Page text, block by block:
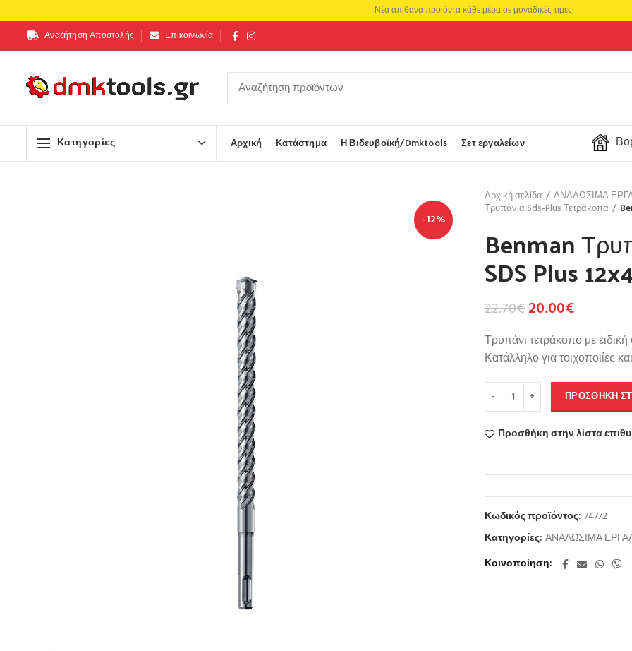
Αναζήτηση Αποστολής Επικοινωνία
Κατηγορίες Αρχική Κατάστημα Η Βιδευβοϊκή/Dmktools Σετ εργαλείων
-12%
Αρχική σελίδα
ΑΝΑΛΩΣΙΜΑ
Τρυπάνια Sds-Plus Τετράκοπα
Benman
SDS Plus
22.70€20.00€
Τρυπάνι τετράκοπο με
Κατάλληλο για τοιχοποιίες
ΠΡΟΣΘΉΚΗ
Προσθήκη στην λίστα
Κωδικός προϊόντος: 74772
Κατηγορίες: ΑΝΑΛΩΣΙΜΑ
Κοινοποίηση
Νέα απίθανα προιόντα κάθε μέρα σε μοναδικές τιμές!